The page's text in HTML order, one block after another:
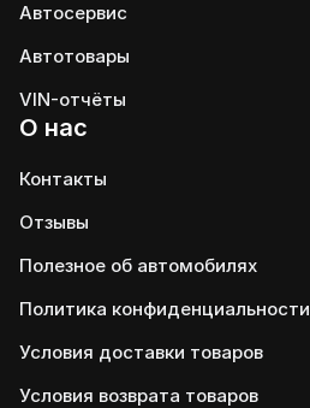
Автосервис
Автотовары
VIN-отчёты
О нас
Контакты
Отзывы
Полезное об автомобилях
Политика конфиденциальности
Условия доставки товаров
Условия возврата товаров